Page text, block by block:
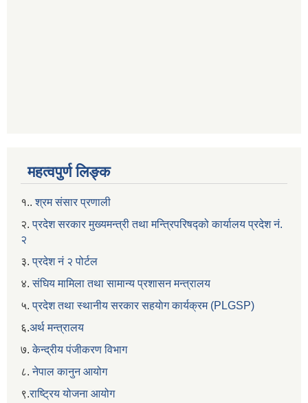
महत्वपुर्ण लिङ्क
१..श्रम संसार प्रणाली
२. प्रदेश सरकार मुख्यमन्त्री तथा मन्त्रिपरिषद्को कार्यालय प्रदेश नं.
२
३.प्रदेश नं २ पोर्टल
४.संघिय मामिला तथा सामान्य प्रशासन मन्त्रालय
५.प्रदेश तथा स्थानीय सरकार सहयाेग कार्यक्रम (PLGSP)
६.अर्थ मन्त्रालय
७.केन्द्रीय पंजीकरण विभाग
८.नेपाल कानुन आयोग
९.राष्ट्रिय योजना आयोग